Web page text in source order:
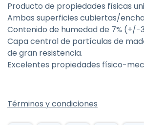
Producto de propiedades físicas
Ambas superficies cubiertas/
Contenido de humedad de 7% (+/-
Capa central de partículas de
de gran resistencia.
Excelentes propiedades físico-
Términos y condiciones